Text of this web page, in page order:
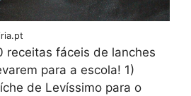
receitas fáceis de lanches
para a escola! 1)
de Levíssimo para o